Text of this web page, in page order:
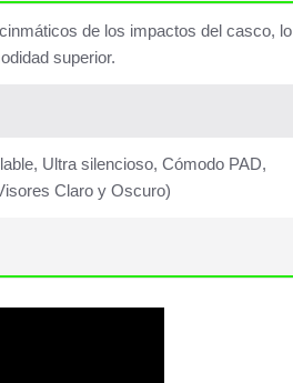
de los impactos del casco, lo
superior.
Ultra silencioso, Cómodo PAD,
Claro y Oscuro)